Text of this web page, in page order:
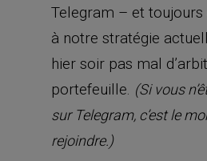
Telegram – et
à notre stratégie
hier soir pas mal
portefeuille. (Si vous
sur Telegram, c’est le
rejoindre.)